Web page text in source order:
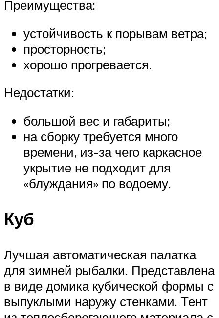
Преимущества:
устойчивость к порывам ветра;
просторность;
хорошо прогревается.
Недостатки:
большой вес и габариты;
на сборку требуется много
времени, из-за чего каркасное
укрытие не подходит для
«блуждания» по водоему.
Куб
Лучшая автоматическая палатка
для зимней рыбалки. Представлена
в виде домика кубической формы с
выпуклыми наружу стенками. Тент